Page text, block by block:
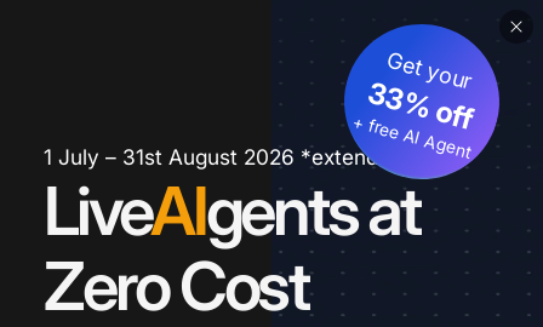
1 July – 31st August 2026 *extended
LiveAIgents at
Zero Cost
Get your
33% off
+ free AI Agent